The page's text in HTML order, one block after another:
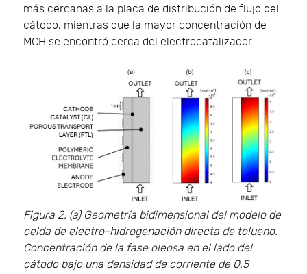
más cercanas a la placa de distribución de flujo del
cátodo, mientras que la mayor concentración de
MCH se encontró cerca del electrocatalizador.
Figura 2. (a) Geometría bidimensional del modelo de
celda de electro-hidrogenación directa de tolueno.
Concentración de la fase oleosa en el lado del
cátodo bajo una densidad de corriente de 0.5